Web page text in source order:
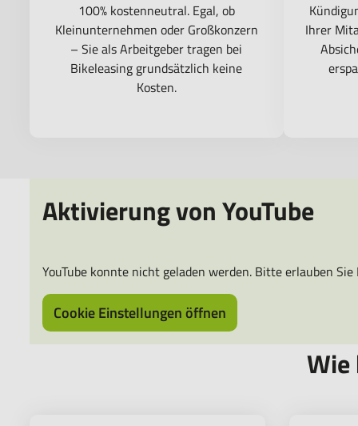
100% kostenneutral. Egal, ob
Kleinunternehmen oder Großkonzern
– Sie als Arbeitgeber tragen bei
Bikeleasing grundsätzlich keine
Kosten.
Ihrer
Aktivierung von YouTube
YouTube konnte nicht geladen werden. Bitte erlauben
Cookie Einstellungen öffnen
Wie